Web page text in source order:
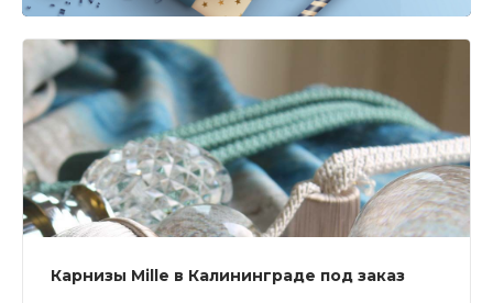
Карнизы Mille в Калининграде под заказ